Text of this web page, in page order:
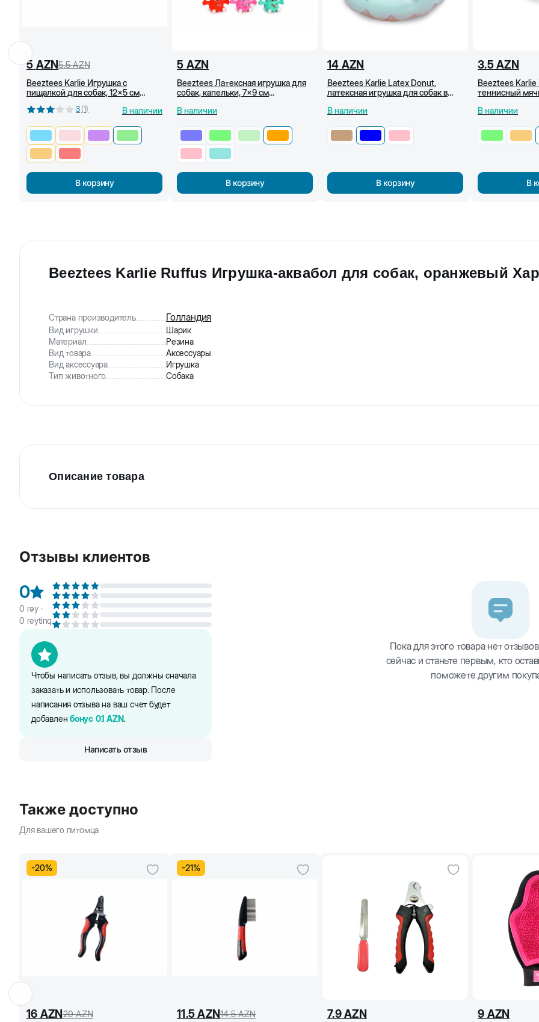
5 AZN5.5 AZN
Beeztees Karlie Игрушка с
пищалкой для собак, 12x5 см
3 (1) В наличии
В корзину
5 AZN
Beeztees Латексная игрушка для
собак, капельки, 7x9 см
В наличии
В корзину
14 AZN
Beeztees Karlie Latex Donut,
латексная игрушка для собак в
голубой
В наличии
В корзину
3.5 AZN
Beeztees Karlie
теннисный
В наличии
В
Beeztees Karlie Ruffus Игрушка-аквабол для собак, оранжевый
Страна производитель Голландия
Вид игрушки
Шарик
Материал
Резина
Вид товара
Аксессуары
Вид аксессуара
Игрушка
Тип животного
Собака
Описание товара
Отзывы клиентов
0
0 rəy ·
0 reytinq
Чтобы написать отзыв, вы должны сначала
заказать и использовать товар. После
написания отзыва на ваш счет будет
добавленбонус 0.1 AZN.
Написать отзыв
Пока для этого товара нет
сейчас и станьте первым, кто
поможете другим
Также доступно
Для вашего питомца
-20%
16 AZN20 AZN
-21%
11.5 AZN14.5 AZN
7.9 AZN 9 AZN